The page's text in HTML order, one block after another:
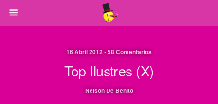
16 Abril 2012 • 58 Comentarios
Top Ilustres (X)
Nelson De Benito